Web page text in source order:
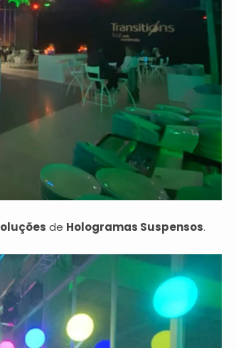
oluções de Hologramas Suspensos.